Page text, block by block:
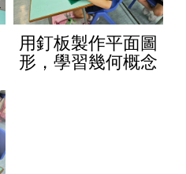
用釘板製作平面圖
形，學習幾何概念